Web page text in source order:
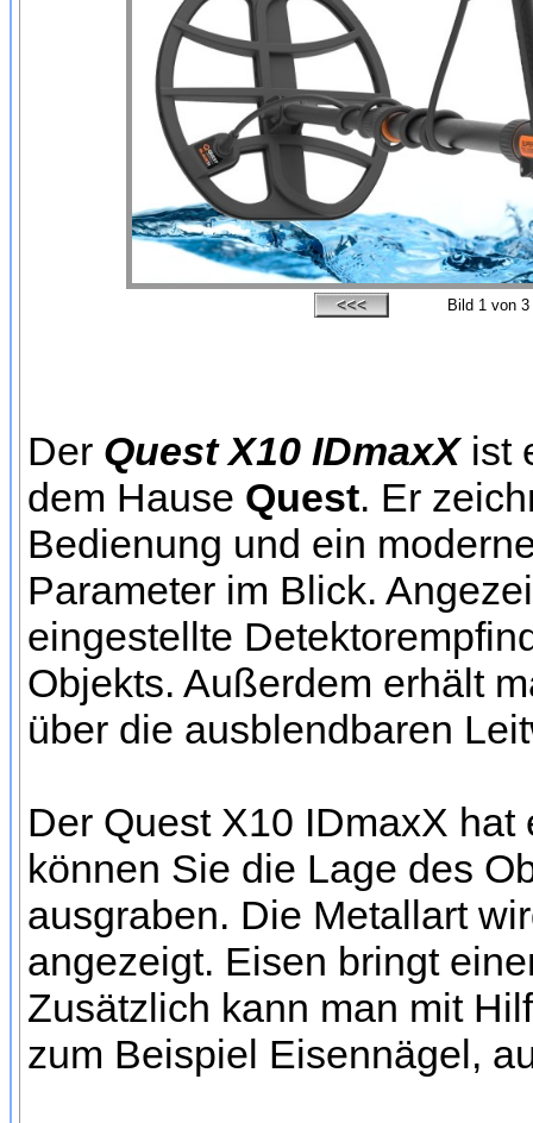
Bild 1 von 3
Der Quest X10 IDmaxXist
dem Hause Quest. Er
Bedienung und ein
Parameter im Blick.
eingestellte
Objekts. Außerdem erhält
über die ausblendbaren
Der Quest X10 IDmaxX
können Sie die Lage des
ausgraben. Die Metallart
angezeigt. Eisen bringt
Zusätzlich kann man mit
zum Beispiel Eisennägel,